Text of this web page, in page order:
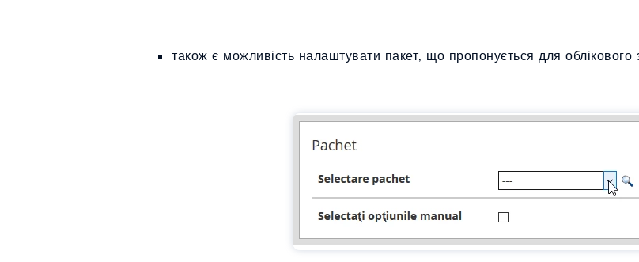
також є можливість налаштувати пакет, що пропонується для облікового